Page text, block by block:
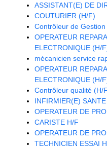
ASSISTANT(E) DE
COUTURIER (H/F)
Contrôleur de
OPERATEUR
ELECTRONIQUE (H/
mécanicien service
OPERATEUR
ELECTRONIQUE (H/
Contrôleur qualité (H/
INFIRMIER(E)
OPERATEUR DE
CARISTE H/F
OPERATEUR DE
TECHNICIEN ESSAI